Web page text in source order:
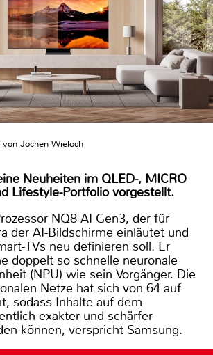
Jochen Wieloch
Neuheiten im QLED-, MICRO
Lifestyle-Portfolio vorgestellt.
NQ8 AI Gen3, der für
der AI-Bildschirme einläutet und
TVs neu definieren soll. Er
doppelt so schnelle neuronale
(NPU) wie sein Vorgänger. Die
Netze hat sich von 64 auf
sodass Inhalte auf dem
exakter und schärfer
können, verspricht Samsung.